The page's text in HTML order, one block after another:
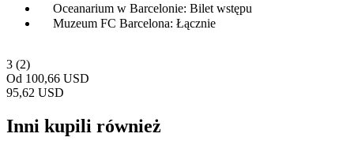
Oceanarium w Barcelonie: Bilet wstępu
Muzeum FC Barcelona: Łącznie
3 (2)
Od 100,66 USD
95,62 USD
Inni kupili również